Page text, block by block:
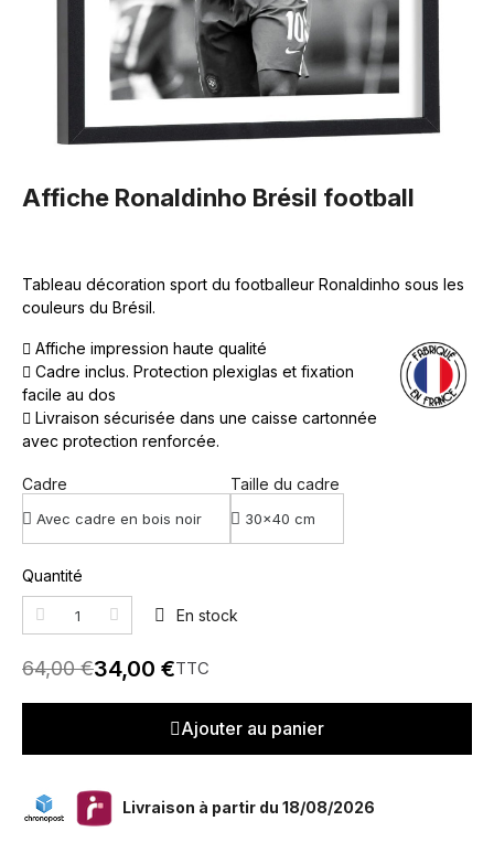
Affiche Ronaldinho Brésil football
Tableau décoration sport du footballeur Ronaldinho sous les
couleurs du Brésil.
Affiche impression haute qualité
Cadre inclus. Protection plexiglas et fixation
facile au dos
Livraison sécurisée dans une caisse cartonnée
avec protection renforcée.
Cadre Taille du cadre
Quantité
En stock
64,00 €34,00 €TTC
Ajouter au panier
Livraison à partir du 18/08/2026